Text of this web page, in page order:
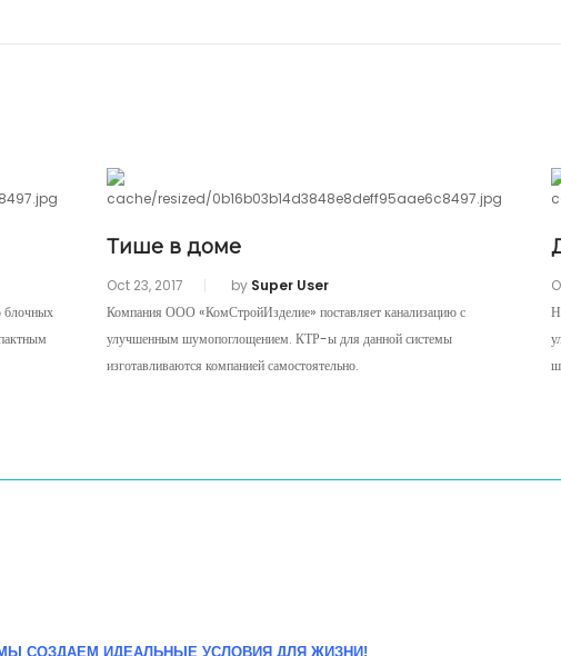
блочных
Тише в доме
Oct 23, 2017 by Super User
Компания ООО «КомСтройИзделие» поставляет канализацию с
улучшенным шумопоглощением. КТР-ы для данной системы
изготавливаются компанией самостоятельно.
СОЗДАЕМ ИДЕАЛЬНЫЕ УСЛОВИЯ ДЛЯ ЖИЗНИ!